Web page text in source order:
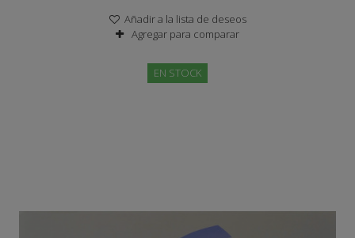
Añadir a la lista de deseos
Agregar para comparar
EN STOCK